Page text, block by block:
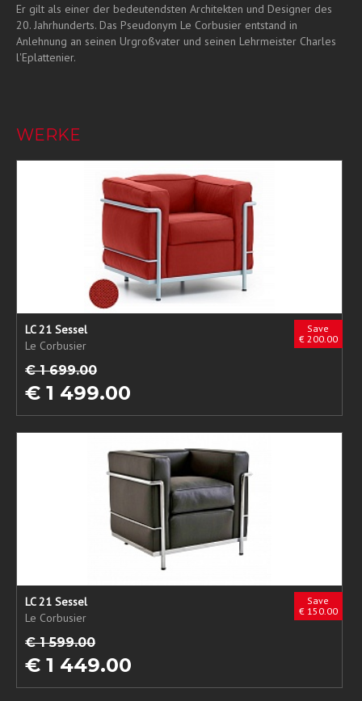
Er gilt als einer der bedeutendsten Architekten und Designer des
20. Jahrhunderts. Das Pseudonym Le Corbusier entstand in
Anlehnung an seinen Urgroßvater und seinen Lehrmeister Charles
l'Eplattenier.
WERKE
Save
€ 200.00
LC 21 Sessel
Le Corbusier
€ 1 699.00
€ 1 499.00
Save
€ 150.00
LC 21 Sessel
Le Corbusier
€ 1 599.00
€ 1 449.00